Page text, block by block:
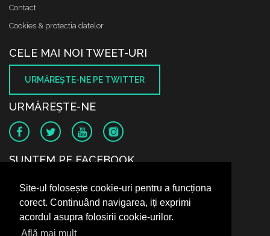
Site-ul folosește cookie-uri pentru a funcționa
corect. Continuând navigarea, iți exprimi
acordul asupra folosirii cookie-urilor.
Află mai mult
Contact
Cookies & protectia datelor
CELE MAI NOI TWEET-URI
URMĂREŞTE-NE PE TWITTER
URMĂREŞTE-NE
SUNTEM PE FACEBOOK